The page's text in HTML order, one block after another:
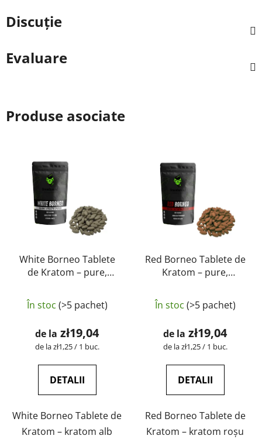
Discuţie
Evaluare
Produse asociate
White Borneo Tablete
de Kratom – pure,
laborator | GreenGuru
În stoc (>5 pachet)
de la zł19,04
Evaluare
de la zł1,25 / 1 buc.
DETALII
White Borneo Tablete de
Kratom – kratom alb
Red Borneo Tablete de
Kratom – pure,
laborator | GreenGuru
În stoc (>5 pachet)
de la zł19,04
Evaluare
de la zł1,25 / 1 buc.
DETALII
Red Borneo Tablete de
Kratom – kratom roșu